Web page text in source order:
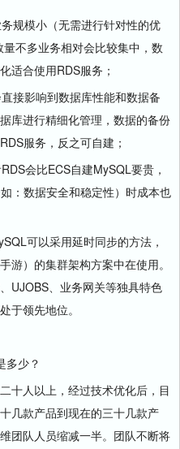
模小（无需进行针对性的优
不多业务相对会比较集中，数
适合使用RDS服务；
影响到数据库性能和数据备
库进行精细化管理，数据的备份
服务，反之可自建；
会比ECS自建MySQL要贵，
：数据安全和稳定性）时成本也
可以采用延时同步的方法，
游）的集群架构方案中在使用。
UJOBS、业务网关等独具特色
于领先地位。
多少？
人以上，经过技术优化后，目
几款产品到现在的三十几款产
团队人员缩减一半。团队不断将